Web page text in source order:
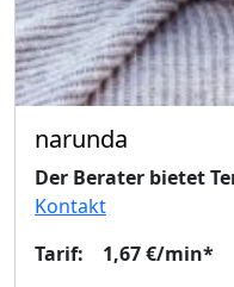
narunda
Der Berater bietet
Kontakt
Tarif: 1,67 €/min*